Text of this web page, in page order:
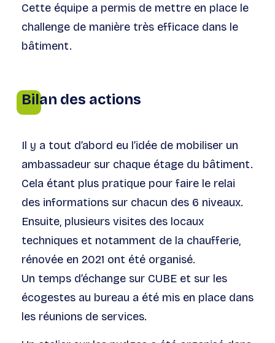
Cette équipe a permis de mettre en place le
challenge de manière très efficace dans le
bâtiment.
Bilan des actions
Il y a tout d’abord eu l’idée de mobiliser un
ambassadeur sur chaque étage du bâtiment.
Cela étant plus pratique pour faire le relai
des informations sur chacun des 6 niveaux.
Ensuite, plusieurs visites des locaux
techniques et notamment de la chaufferie,
rénovée en 2021 ont été organisé.
Un temps d’échange sur CUBE et sur les
écogestes au bureau a été mis en place dans
les réunions de services.